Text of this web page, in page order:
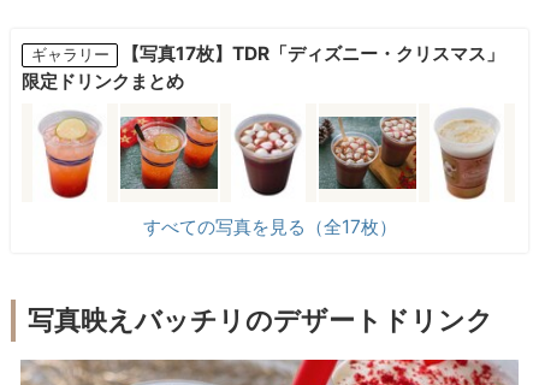
ギャラリー
【写真17枚】TDR「ディズニー・クリスマス」
限定ドリンクまとめ
すべての写真を見る（全17枚）
写真映えバッチリのデザートドリンク